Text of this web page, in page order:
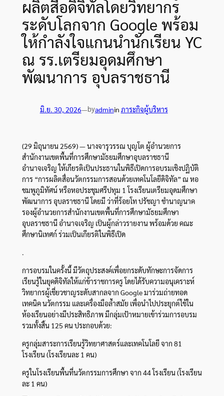
ผลิตสื่อดิจิทัลโดยวิทยากร
ระดับโลกจาก Google พร้อม
ให้กำลังใจแกนนำนักเรียน YC
ณ รร.เตรียมอุดมศึกษา
พัฒนาการ อุบลราชธานี
มิ.ย. 30, 2026—byadminin ภาระกิจผู้บริหาร
(29 มิถุนายน 2569) — นางจารุวรรณ บุญโต ผู้อำนวยการ
สำนักงานเขตพื้นที่การศึกษามัธยมศึกษาอุบลราชธานี
อำนาจเจริญ ให้เกียรติเป็นประธานในพิธีเปิดการอบรมเชิงปฏิบัติ
การ “การผลิตสื่อนวัตกรรมการสอนด้วยเทคโนโลยีดิจิทัล” ณ หอ
ชมพูภูมิทัศน์ หรือหอประชุมศรีปทุม 1 โรงเรียนเตรียมอุดมศึกษา
พัฒนาการ อุบลราชธานี โดยมี ว่าที่ร้อยโท ปรัชญา ชำนาญนาค
รองผู้อำนวยการสำนักงานเขตพื้นที่การศึกษามัธยมศึกษา
อุบลราชธานี อำนาจเจริญ เป็นผู้กล่าวรายงาน พร้อมด้วย คณะ
ศึกษานิเทศก์ ร่วมเป็นเกียรติในพิธีเปิด
.
การอบรมในครั้งนี้ มีวัตถุประสงค์เพื่อยกระดับทักษะการจัดการ
เรียนรู้ในยุคดิจิทัลให้แก่ข้าราชการครู โดยได้รับความอนุเคราะห์
วิทยากรผู้เชี่ยวชาญระดับสากลจาก Google มาร่วมถ่ายทอด
เทคนิค นวัตกรรม และเครื่องมือล้ำสมัย เพื่อนำไปประยุกต์ใช้ใน
ห้องเรียนอย่างมีประสิทธิภาพ มีกลุ่มเป้าหมายเข้าร่วมการอบรม
รวมทั้งสิ้น 125 คน ประกอบด้วย:
ครูกลุ่มสาระการเรียนรู้วิทยาศาสตร์และเทคโนโลยี จาก 81
โรงเรียน (โรงเรียนละ 1 คน)
ครูในโรงเรียนพื้นที่นวัตกรรมการศึกษา จาก 44 โรงเรียน (โรงเรียน
ละ 1 คน)